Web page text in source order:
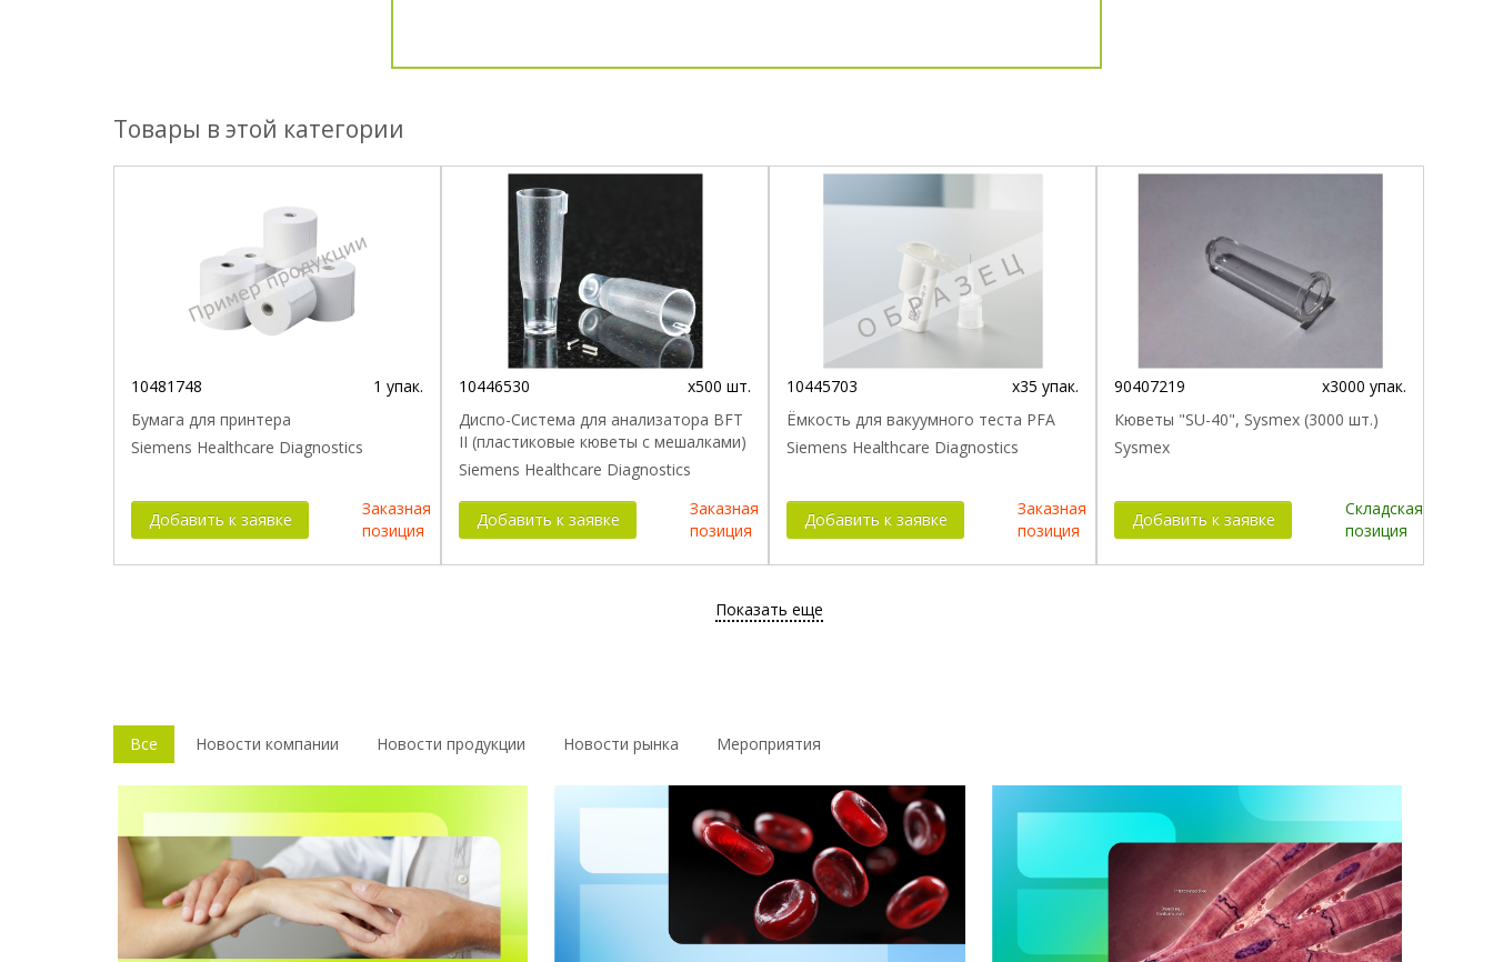
Товары в этой категории
10481748
1 упак.
Бумага для принтера
Siemens Healthcare Diagnostics
Добавить к заявке
Заказная
позиция
10446530
x500 шт.
Диспо-Система для анализатора BFT
II (пластиковые кюветы с мешалками)
Siemens Healthcare Diagnostics
Добавить к заявке
Заказная
позиция
10445703
x35 упак.
Ёмкость для вакуумного теста PFA
Siemens Healthcare Diagnostics
Добавить к заявке
Заказная
позиция
90407219
x3000 упак.
Кюветы "SU-40", Sysmex (3000 шт.)
Sysmex
Добавить к заявке
Складская
позиция
Показать еще
Все Новости компании Новости продукции Новости рынка Мероприятия